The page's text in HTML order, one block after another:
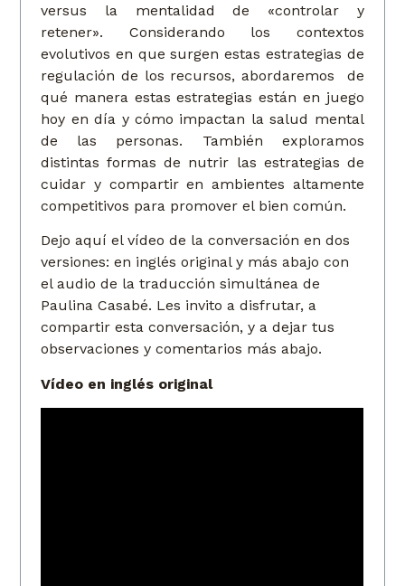
versus la mentalidad de «controlar y
retener». Considerando los contextos
evolutivos en que surgen estas estrategias de
regulación de los recursos, abordaremos de
qué manera estas estrategias están en juego
hoy en día y cómo impactan la salud mental
de las personas. También exploramos
distintas formas de nutrir las estrategias de
cuidar y compartir en ambientes altamente
competitivos para promover el bien común.
Dejo aquí el vídeo de la conversación en dos
versiones: en inglés original y más abajo con
el audio de la traducción simultánea de
Paulina Casabé. Les invito a disfrutar, a
compartir esta conversación, y a dejar tus
observaciones y comentarios más abajo.
Vídeo en inglés original